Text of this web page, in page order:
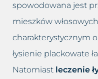
Opadające
Opadnięte
Plamy
Lifting twarzy
Likwidacja
spowodowana jest
mieszków
charakterystycznym
łysienie plackowate
Natomiast leczenie